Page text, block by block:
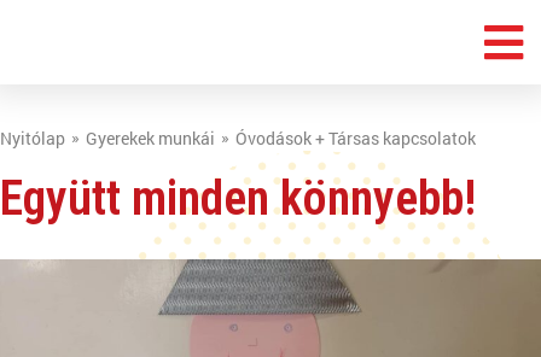
Nyitólap Gyerekek munkái Óvodások + Társas kapcsolatok
Együtt minden könnyebb!